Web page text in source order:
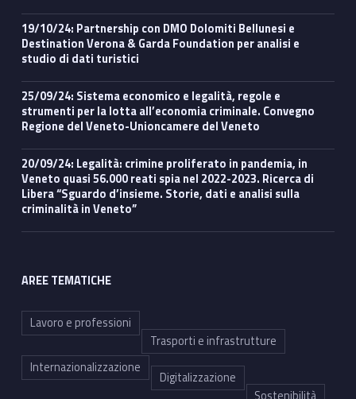
19/10/24: Partnership con DMO Dolomiti Bellunesi e
Destination Verona & Garda Foundation per analisi e
studio di dati turistici
25/09/24: Sistema economico e legalità, regole e
strumenti per la lotta all’economia criminale. Convegno
Regione del Veneto-Unioncamere del Veneto
20/09/24: Legalità: crimine proliferato in pandemia, in
Veneto quasi 56.000 reati spia nel 2022-2023. Ricerca di
Libera “Sguardo d’insieme. Storie, dati e analisi sulla
criminalità in Veneto”
AREE TEMATICHE
Lavoro e professioni
Trasporti e infrastrutture
Internazionalizzazione
Digitalizzazione